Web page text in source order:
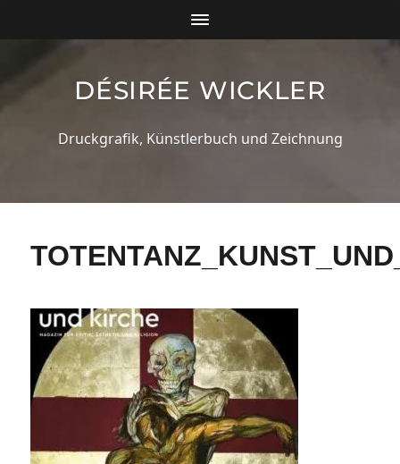
DÉSIRÉE WICKLER
Druckgrafik, Künstlerbuch und Zeichnung